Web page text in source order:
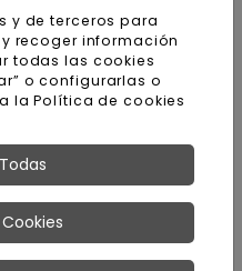
y de terceros para
recoger información
todas las cookies
o configurarlas o
a laPolítica de cookies